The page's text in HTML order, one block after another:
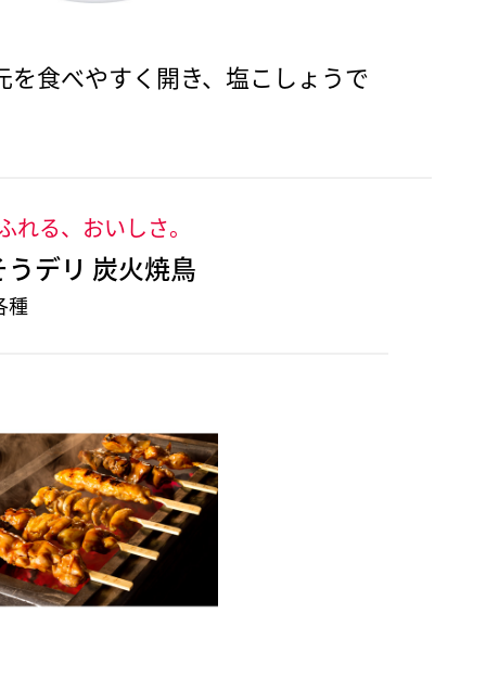
を食べやすく開き、塩こしょうで
れる、おいしさ。
デリ 炭火焼鳥
種